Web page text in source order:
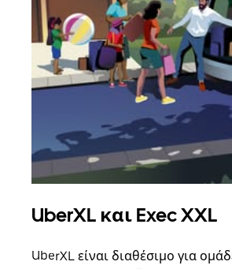
UberXL και Exec XXL
UberXL είναι διαθέσιμο για